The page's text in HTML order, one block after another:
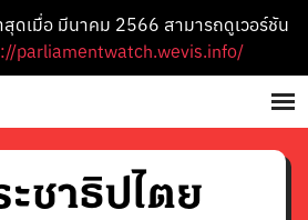
สุดเมื่อ มีนาคม 2566 สามารถดูเวอร์ชัน
parliamentwatch.wevis.info/
ะชาธิปไตย